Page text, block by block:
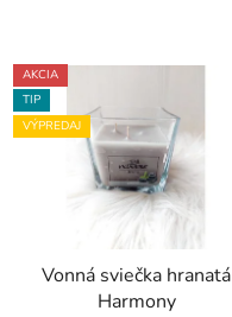
AKCIA
TIP
VÝPREDAJ
Vonná sviečka hranatá
Harmony